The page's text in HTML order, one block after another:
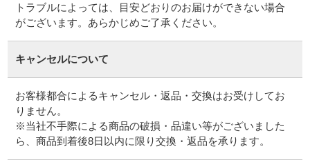
トラブルによっては、目安どおりのお届けができない場合
がございます。あらかじめご了承ください。
キャンセルについて
お客様都合によるキャンセル・返品・交換はお受けしてお
りません。
※当社不手際による商品の破損・品違い等がございました
ら、商品到着後8日以内に限り交換・返品を承ります。